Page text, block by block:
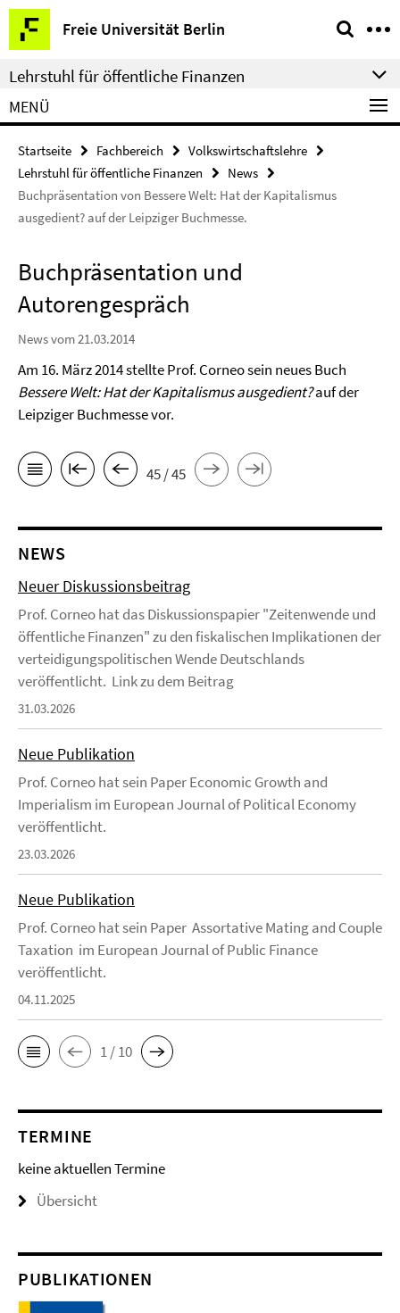
Springe
direkt
zu
Inhalt
Freie Universität Berlin
Service-
Navigation
Lehrstuhl für öffentliche Finanzen
MENÜ
Startseite Fachbereich
Volkswirtschaftslehre
Lehrstuhl für öffentliche Finanzen
News
Buchpräsentation von Bessere Welt: Hat der Kapitalismus
ausgedient? auf der Leipziger Buchmesse.
Buchpräsentation und
Autorengespräch
News vom 21.03.2014
Am 16. März 2014 stellte Prof. Corneo sein neues Buch
Bessere Welt: Hat der Kapitalismus ausgedient?auf der
Leipziger Buchmesse vor.
45 / 45
NEWS
Neuer Diskussionsbeitrag
Prof. Corneo hat das Diskussionspapier "Zeitenwende und
öffentliche Finanzen" zu den fiskalischen Implikationen der
verteidigungspolitischen Wende Deutschlands
veröffentlicht. Link zu dem Beitrag
31.03.2026
Neue Publikation
Prof. Corneo hat sein Paper Economic Growth and
Imperialism im European Journal of Political Economy
veröffentlicht.
23.03.2026
Neue Publikation
Prof. Corneo hat sein Paper Assortative Mating and Couple
Taxation im European Journal of Public Finance
veröffentlicht.
04.11.2025
1 / 10
TERMINE
keine aktuellen Termine
Übersicht
PUBLIKATIONEN